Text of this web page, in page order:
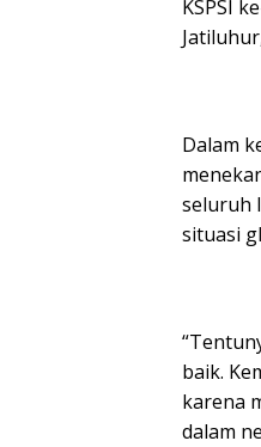
KSPSI
Dalam
seluruh
situasi
baik.
karena
dalam